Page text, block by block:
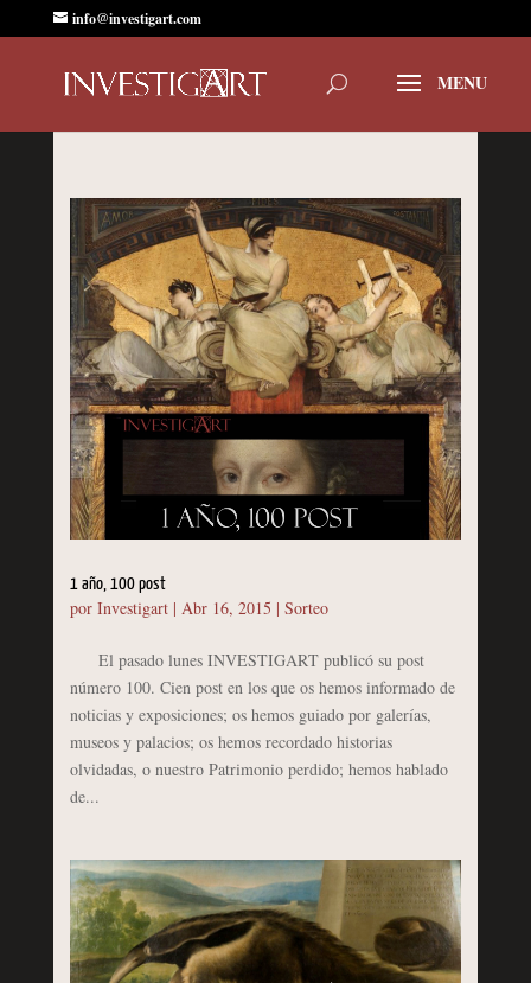
info@investigart.com
1 año, 100 post
por Investigart| Abr 16, 2015 | Sorteo
El pasado lunes INVESTIGART publicó su post
número 100. Cien post en los que os hemos informado de
noticias y exposiciones; os hemos guiado por galerías,
museos y palacios; os hemos recordado historias
olvidadas, o nuestro Patrimonio perdido; hemos hablado
de...